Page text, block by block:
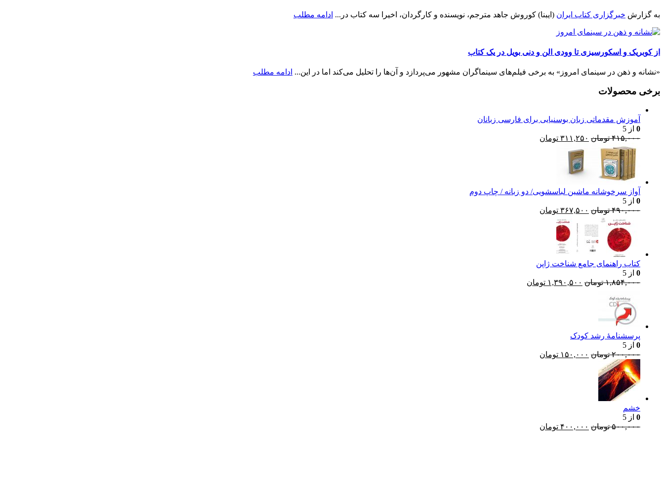
به گزارش خبرگزاری کتاب ایران (ایبنا) کوروش جاهد مترجم، نویسنده و کارگردان، اخیرا سه کتاب در... ادامه مطلب
از کوبریک و اسکورسیزی تا وودی الن و دنی بویل در یک کتاب
«نشانه و ذهن در سینمای امروز» به برخی فیلم‌های سینماگران مشهور می‌پردازد و آن‌ها را تحلیل می‌کند اما در این... ادامه مطلب
برخی محصولات
آموزش مقدماتی زبان بوسنیایی برای فارسی زبانان
0 از 5
۴۱۵,۰۰۰ تومان قیمت
بود.
۳۱۱,۲۵۰ تومان
آواز سرخوشانه ماشین لباسشویی/ دو زبانه / چاپ دوم
0 از 5
۴۹۰,۰۰۰ تومان قیمت
۴۹۰,۰۰۰ تومان
بود.
۳۶۷,۵۰۰ تومان
کتاب راهنمای‌ جامع شناخت ژاپن
0 از 5
۱,۸۵۴,۰۰۰ تومان قیمت
۱,۳۹۰,۵۰۰ تومان
پرسشنامۀ رشد کودک
0 از 5
۲۰۰,۰۰۰ تومان قیمت
۱۵۰,۰۰۰ تومان
خشم
0 از 5
۵۰۰,۰۰۰ تومان قیمت
۴۰۰,۰۰۰ تومان